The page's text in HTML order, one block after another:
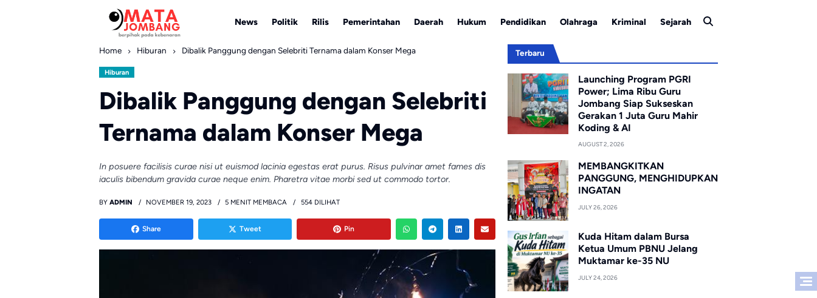
News Politik Rilis Pemerintahan Daerah Hukum Pendidikan Olahraga Kriminal Sejarah
Home Hiburan Dibalik Panggung dengan Selebriti Ternama dalam Konser Mega
Hiburan
Dibalik Panggung dengan Selebriti
Ternama dalam Konser Mega
In posuere facilisis curae nisi ut euismod lacinia egestas erat purus. Risus pulvinar amet fames dis
iaculis bibendum gravida curae neque enim. Pharetra vitae morbi sed ut commodo tortor.
BY ADMIN NOVEMBER 19, 2023 5 MENIT MEMBACA 554 DILIHAT
Share Tweet Pin
Terbaru
Launching Program PGRI
Power; Lima Ribu Guru
Jombang Siap Sukseskan
Gerakan 1 Juta Guru Mahir
Koding & AI
AUGUST 2, 2026
MEMBANGKITKAN
PANGGUNG, MENGHIDUPKAN
INGATAN
JULY 26, 2026
Kuda Hitam dalam Bursa
Ketua Umum PBNU Jelang
Muktamar ke-35 NU
JULY 24, 2026